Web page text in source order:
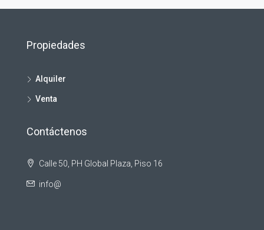
Propiedades
Alquiler
Venta
Contáctenos
Calle 50, PH Global Plaza, Piso 16
info@